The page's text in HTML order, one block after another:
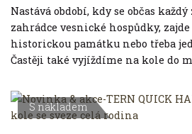
Nastává období, kdy se občas
zahrádce vesnické hospůdky,
historickou památku nebo třeba
Častěji také vyjíždíme na kole do
S nákladem